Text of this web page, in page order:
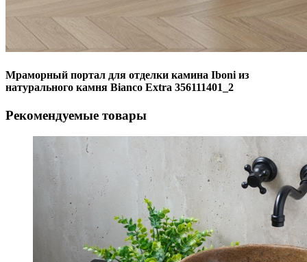
Мраморный портал для отделки камина Iboni из
натурального камня Bianco Extra 356111401_2
Рекомендуемые товары